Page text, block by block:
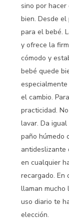
sino por
bien. Desde
para el bebé.
y ofrece la
cómodo y
bebé quede
el cambio.
practicidad.
lavar. Da igual
paño húmedo
antideslizante
en cualquier
recargado. En
llaman mucho
uso diario te
elección.